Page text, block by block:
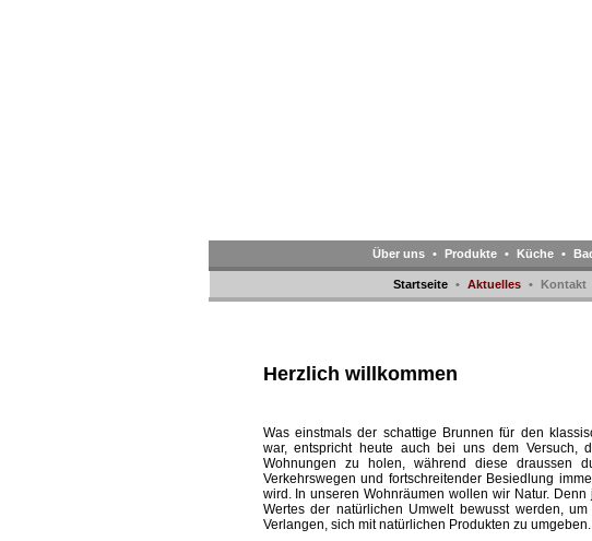
Über uns • Produkte • Küche •
Startseite • Aktuelles • Kontakt
Herzlich willkommen
Was einstmals der schattige Brunnen für den
war, entspricht heute auch bei uns dem Versuch,
Wohnungen zu holen, während diese draussen
Verkehrswegen und fortschreitender Besiedlung
wird. In unseren Wohnräumen wollen wir Natur.
Wertes der natürlichen Umwelt bewusst werden,
Verlangen, sich mit natürlichen Produkten zu umgeben.